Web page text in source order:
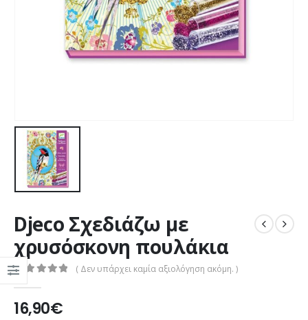
Djeco Σχεδιάζω με
χρυσόσκονη πουλάκια
( Δεν υπάρχει καμία αξιολόγηση ακόμη. )
16,90€